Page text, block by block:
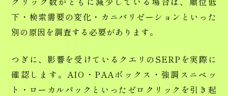
下・検索需要の変化・カニバリゼーションといった
別の原因を調査する必要があります。
つぎに、影響を受けているクエリのSERPを実際に
確認します。AIO・PAAボックス・強調スニペッ
ト・ローカルパックといったゼロクリックを引き起